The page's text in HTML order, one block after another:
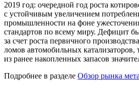
2019 год: очередной год роста
с устойчивым увеличением
промышленности на фоне
стандартов по всему миру. Дефицит
за счет роста первичного
ломов автомобильных катализаторов,
из ранее накопленных запасов
Подробнее в разделе Обзор рынка